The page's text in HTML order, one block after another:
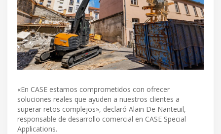
«En CASE estamos comprometidos con ofrecer
soluciones reales que ayuden a nuestros clientes a
superar retos complejos», declaró Alain De Nanteuil,
responsable de desarrollo comercial en CASE Special
Applications.